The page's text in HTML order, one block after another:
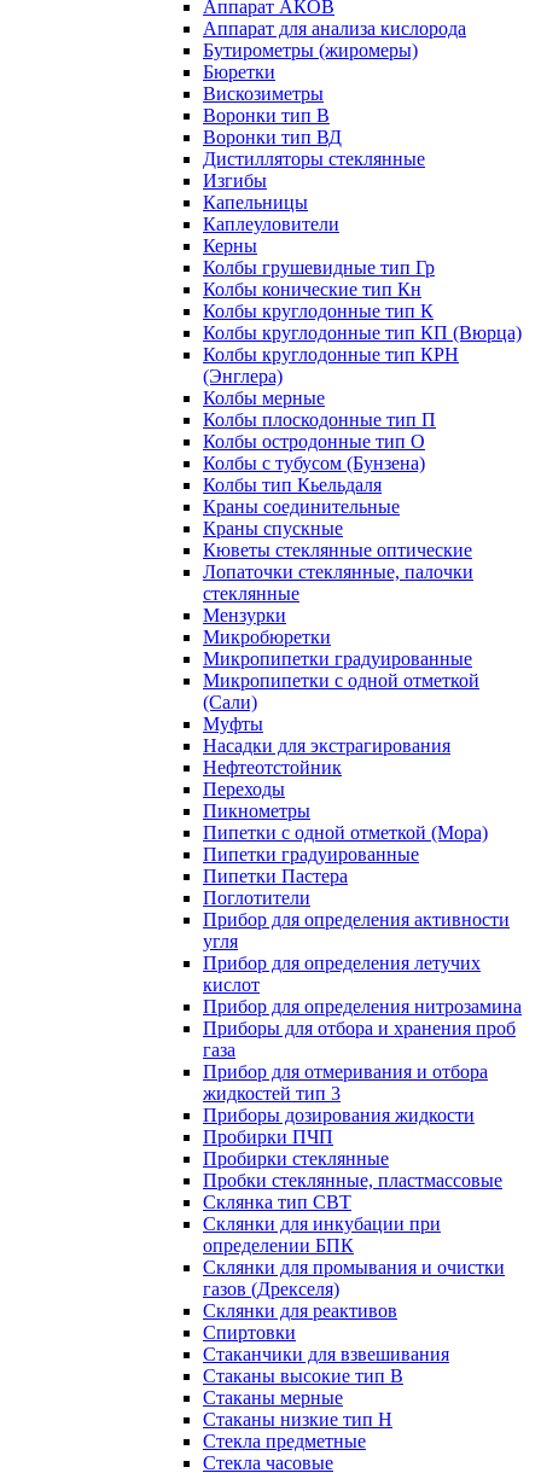
Аппарат АКОВ
Аппарат для анализа кислорода
Бутирометры (жиромеры)
Бюретки
Вискозиметры
Воронки тип В
Воронки тип ВД
Дистилляторы стеклянные
Изгибы
Капельницы
Каплеуловители
Керны
Колбы грушевидные тип Гр
Колбы конические тип Кн
Колбы круглодонные тип К
Колбы круглодонные тип КП (Вюрца)
Колбы круглодонные тип КРН
(Энглера)
Колбы мерные
Колбы плоскодонные тип П
Колбы остродонные тип О
Колбы с тубусом (Бунзена)
Колбы тип Кьельдаля
Краны соединительные
Краны спускные
Кюветы стеклянные оптические
Лопаточки стеклянные, палочки
стеклянные
Мензурки
Микробюретки
Микропипетки градуированные
Микропипетки с одной отметкой
(Сали)
Муфты
Насадки для экстрагирования
Нефтеотстойник
Переходы
Пикнометры
Пипетки с одной отметкой (Мора)
Пипетки градуированные
Пипетки Пастера
Поглотители
Прибор для определения активности
угля
Прибор для определения летучих
кислот
Прибор для определения нитрозамина
Приборы для отбора и хранения проб
газа
Прибор для отмеривания и отбора
жидкостей тип 3
Приборы дозирования жидкости
Пробирки ПЧП
Пробирки стеклянные
Пробки стеклянные, пластмассовые
Склянка тип СВТ
Склянки для инкубации при
определении БПК
Склянки для промывания и очистки
газов (Дрекселя)
Склянки для реактивов
Спиртовки
Стаканчики для взвешивания
Стаканы высокие тип В
Стаканы мерные
Стаканы низкие тип Н
Стекла предметные
Стекла часовые